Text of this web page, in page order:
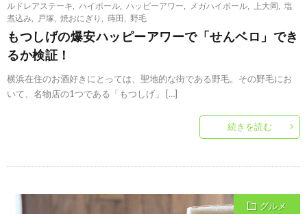
ルドレアステーキ
ハイボール ハッピーアワー メガハイボール 上大岡
塩
煮込み
戸塚 焼おにぎり 蒔田 野毛
もつしげの爆安ハッピーアワーで「せんベロ」でき
るか検証！
横浜在住のお酒好きにとっては、聖地的な街である野毛。その野毛にお
いて、名物店の1つである「もつしげ」 […]
続きを読む
グルメ